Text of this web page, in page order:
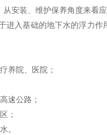
安装、维护保养角度来看
进入基础的地下水的浮力
养院、医院；
速公路；
；
。